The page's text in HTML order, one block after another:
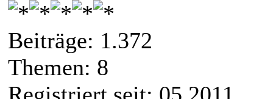
Beiträge: 1.372
Themen: 8
Registriert seit: 05 2011